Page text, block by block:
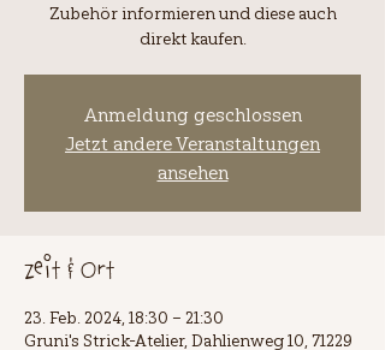
Zubehör informieren und diese auch
direkt kaufen.
Anmeldung geschlossen
Jetzt andere Veranstaltungen
ansehen
Zeit & Ort
23. Feb. 2024, 18:30 – 21:30
Gruni's Strick-Atelier, Dahlienweg 10, 71229